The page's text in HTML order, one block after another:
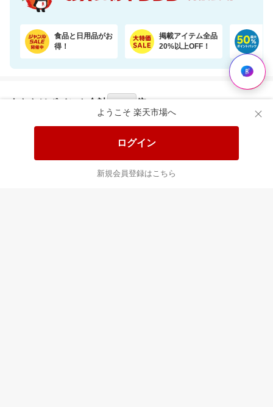
ようこそ 楽天市場へ
ログイン
新規会員登録はこちら
食品と日用品がお
得！
掲載アイテム全品
20%以上OFF！
あなたはポイント 合計 倍